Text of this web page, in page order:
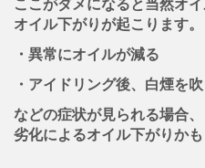
オイル下がりが起こります。
・異常にオイルが減る
・アイドリング後、白煙を吹
などの症状が見られる場合
劣化によるオイル下がりかも